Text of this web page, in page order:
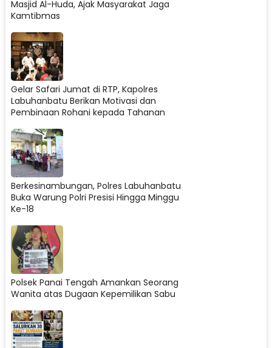
Masjid Al-Huda, Ajak Masyarakat Jaga
Kamtibmas
Gelar Safari Jumat di RTP, Kapolres
Labuhanbatu Berikan Motivasi dan
Pembinaan Rohani kepada Tahanan
Berkesinambungan, Polres Labuhanbatu
Buka Warung Polri Presisi Hingga Minggu
Ke-18
Polsek Panai Tengah Amankan Seorang
Wanita atas Dugaan Kepemilikan Sabu